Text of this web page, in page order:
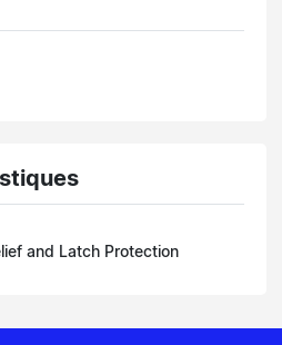
and Latch Protection